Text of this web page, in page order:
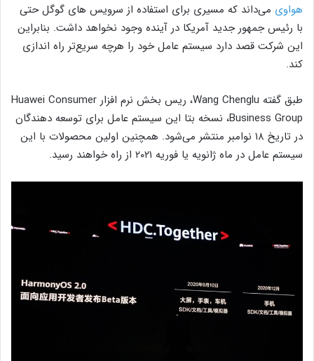
هواوی می‌داند که مسیری برای استفاده از سرویس های گوگل حتی
با رئیس جمهور جدید آمریکا در آینده وجود نخواهد داشت. بنابراین
این شرکت قصد دارد سیستم عامل خود را هرچه سریع‌تر راه اندازی
کند.
طبق گفته Wang Chenglu، ریس بخش نرم افزار Huawei Consumer
Business Group، نسخه بتا این سیستم عامل برای توسعه دهندگان
در تاریخ ۱۸ نوامبر منتشر می‌شود. همچنین اولین محصولات با این
سیستم عامل در ماه ژانویه یا فوریه ۲۰۲۱ از راه خواهند رسید.